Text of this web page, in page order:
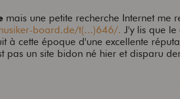
mais une petite recherche Internet me
board.de/t(...)646/. J'y lis que
à cette époque d'une excellente
pas un site bidon né hier et disparu